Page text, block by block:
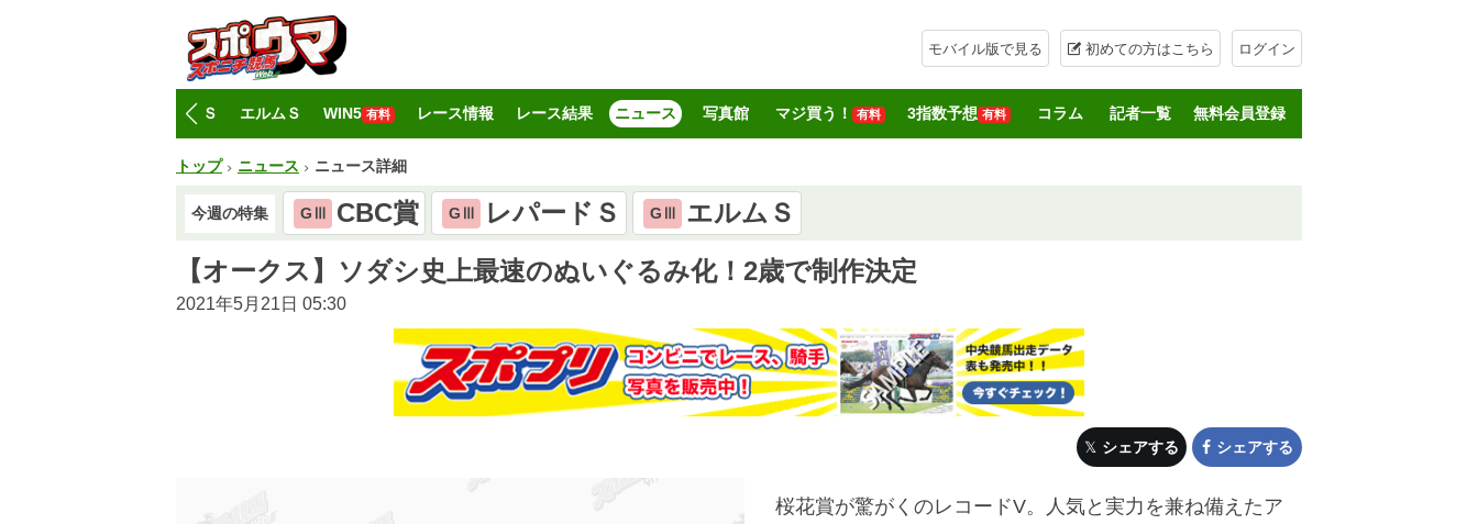
モバイル版で見る 初めての方はこちら ログイン
レパードＳ エルムＳ WIN5 有料 レース情報 レース結果 ニュース 写真館 マジ買う！ 有料 3指数予想 有料 コラム 記者一覧 無料会員登録
トップ ニュース ニュース詳細
今週の特集 GⅢ CBC賞 GⅢ レパードＳ GⅢ
エルムＳ
【オークス】ソダシ史上最速のぬいぐるみ化！2歳で制作決定
2021年5月21日 05:30
シェアする シェアする
桜花賞が驚がくのレコードV。人気と実力を兼ね備えたア